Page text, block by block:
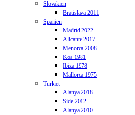
Slovakien
Bratislava 2011
Spanien
Madrid 2022
Alicante 2017
Menorca 2008
Kos 1981
Ibiza 1978
Mallorca 1975
Turkiet
Alanya 2018
Side 2012
Alanya 2010